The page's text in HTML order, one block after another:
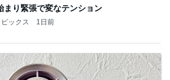
まり緊張で変なテンション
ックス 1日前